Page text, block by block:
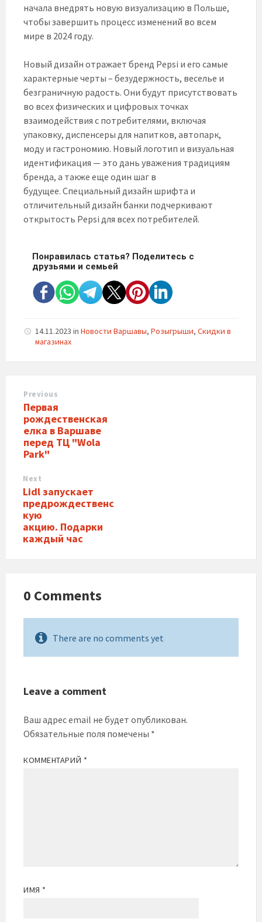
начала внедрять новую визуализацию в Польше,
чтобы завершить процесс изменений во всем
мире в 2024 году.
Новый дизайн отражает бренд Pepsi и его самые
характерные черты – безудержность, веселье и
безграничную радость. Они будут присутствовать
во всех физических и цифровых точках
взаимодействия с потребителями, включая
упаковку, диспенсеры для напитков, автопарк,
моду и гастрономию. Новый логотип и визуальная
идентификация — это дань уважения традициям
бренда, а также еще один шаг в
будущее. Специальный дизайн шрифта и
отличительный дизайн банки подчеркивают
открытость Pepsi для всех потребителей.
Понравилась статья? Поделитесь с
друзьями и семьей
14.11.2023 in Новости Варшавы, Розыгрыши, Скидки в
магазинах
Previous
Первая
рождественская
елка в Варшаве
перед ТЦ "Wola
Park"
Next
Lidl запускает
предрождественс
кую
акцию. Подарки
каждый час
0 Comments
There are no comments yet
Leave a comment
Ваш адрес email не будет опубликован.
Обязательные поля помечены *
КОММЕНТАРИЙ *
ИМЯ *